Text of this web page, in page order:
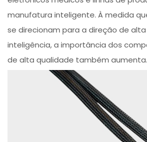
manufatura inteligente. À medida
se direcionam para a direção de
inteligência, a importância dos
de alta qualidade também aumenta.